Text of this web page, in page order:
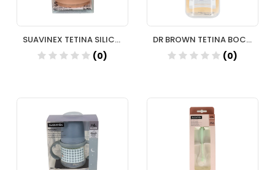
SUAVINEX TETINA SILICONA ANTICOLICO SUAVINEX FLUJO S
(0)
DR BROWN TETINA BOCA ANCHA N4 COMILONES
(0)